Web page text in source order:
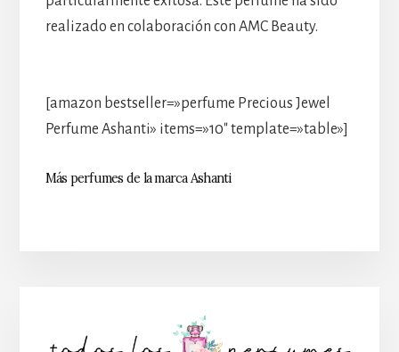
realizado en colaboración con AMC Beauty.
[amazon bestseller=»perfume Precious Jewel
Perfume Ashanti» items=»10″ template=»table»]
Más perfumes de la marca Ashanti
lateral